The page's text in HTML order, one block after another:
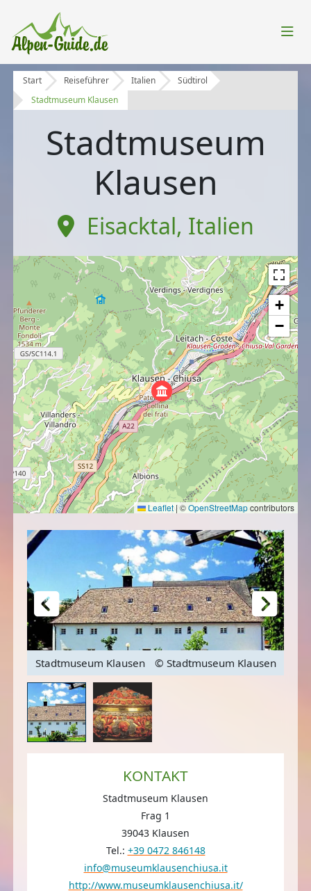
Start Reiseführer Italien
Südtirol
Stadtmuseum Klausen
Stadtmuseum
Klausen
Eisacktal, Italien
+
−
Leaflet | ©OpenStreetMapcontributors
Stadtmuseum Klausen © Stadtmuseum Klausen
KONTAKT
Stadtmuseum Klausen
Frag 1
39043 Klausen
Tel.: +39 0472 846148
info@museumklausenchiusa.it
http://www.museumklausenchiusa.it/